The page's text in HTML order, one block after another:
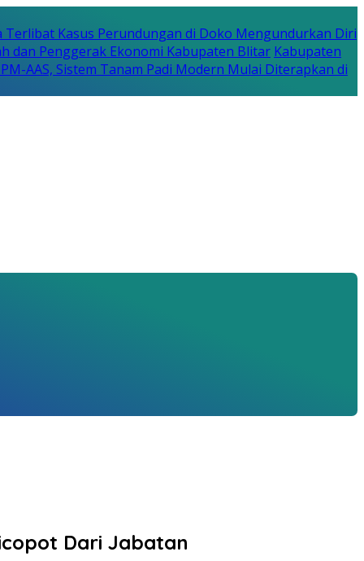
Terlibat Kasus Perundungan di Doko Mengundurkan Diri
dan Penggerak Ekonomi Kabupaten Blitar Kabupaten
AAS, Sistem Tanam Padi Modern Mulai Diterapkan di
Dari Jabatan